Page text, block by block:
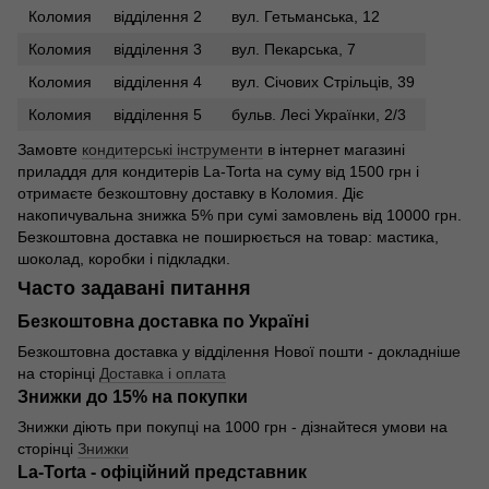
Коломия
відділення 2
вул. Гетьманська, 12
Коломия
відділення 3
вул. Пекарська, 7
Коломия
відділення 4
вул. Січових Стрільців, 39
Коломия
відділення 5
бульв. Лесі Українки, 2/3
Замовте кондитерські інструменти в інтернет магазині
приладдя для кондитерів La-Torta на суму від 1500 грн і
отримаєте безкоштовну доставку в Коломия. Діє
накопичувальна знижка 5% при сумі замовлень від 10000 грн.
Безкоштовна доставка не поширюється на товар: мастика,
шоколад, коробки і підкладки.
Часто задавані питання
Безкоштовна доставка по Україні
Безкоштовна доставка у відділення Нової пошти - докладніше
на сторінці Доставка і оплата
Знижки до 15% на покупки
Знижки діють при покупці на 1000 грн - дізнайтеся умови на
сторінці Знижки
La-Torta - офіційний представник